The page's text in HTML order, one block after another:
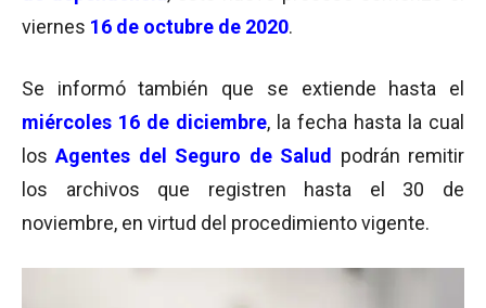
viernes 16 de octubre de 2020.
Se informó también que se extiende hasta el
miércoles 16 de diciembre, la fecha hasta la cual
losAgentes del Seguro de Salud
podrán remitir
los archivos que registren hasta el 30 de
noviembre, en virtud del procedimiento vigente.